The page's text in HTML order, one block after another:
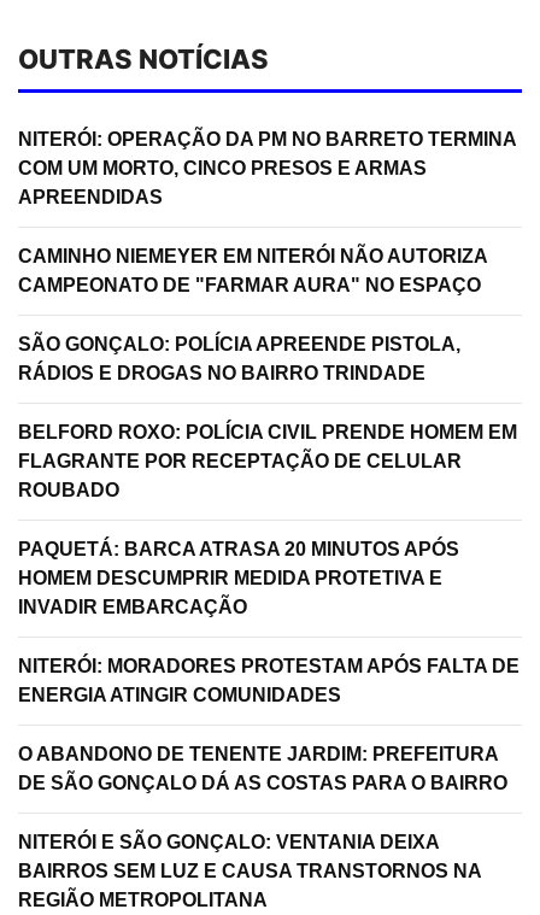
OUTRAS NOTÍCIAS
NITERÓI: OPERAÇÃO DA PM NO BARRETO TERMINA
COM UM MORTO, CINCO PRESOS E ARMAS
APREENDIDAS
CAMINHO NIEMEYER EM NITERÓI NÃO AUTORIZA
CAMPEONATO DE "FARMAR AURA" NO ESPAÇO
SÃO GONÇALO: POLÍCIA APREENDE PISTOLA,
RÁDIOS E DROGAS NO BAIRRO TRINDADE
BELFORD ROXO: POLÍCIA CIVIL PRENDE HOMEM EM
FLAGRANTE POR RECEPTAÇÃO DE CELULAR
ROUBADO
PAQUETÁ: BARCA ATRASA 20 MINUTOS APÓS
HOMEM DESCUMPRIR MEDIDA PROTETIVA E
INVADIR EMBARCAÇÃO
NITERÓI: MORADORES PROTESTAM APÓS FALTA DE
ENERGIA ATINGIR COMUNIDADES
O ABANDONO DE TENENTE JARDIM: PREFEITURA
DE SÃO GONÇALO DÁ AS COSTAS PARA O BAIRRO
NITERÓI E SÃO GONÇALO: VENTANIA DEIXA
BAIRROS SEM LUZ E CAUSA TRANSTORNOS NA
REGIÃO METROPOLITANA